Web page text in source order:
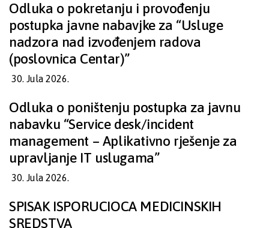
Odluka o pokretanju i provođenju
postupka javne nabavjke za “Usluge
nadzora nad izvođenjem radova
(poslovnica Centar)”
30. Jula 2026.
Odluka o poništenju postupka za javnu
nabavku “Service desk/incident
management – Aplikativno rješenje za
upravljanje IT uslugama”
30. Jula 2026.
SPISAK ISPORUCIOCA MEDICINSKIH
SREDSTVA